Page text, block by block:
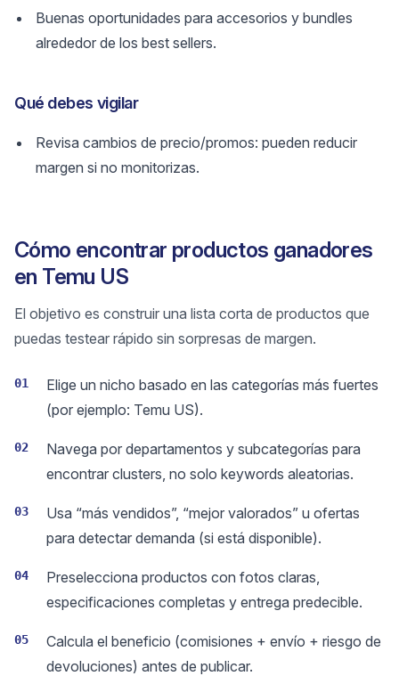
Buenas oportunidades para accesorios y bundles
alrededor de los best sellers.
Qué debes vigilar
Revisa cambios de precio/promos: pueden reducir
margen si no monitorizas.
Cómo encontrar productos ganadores
en Temu US
El objetivo es construir una lista corta de productos que
puedas testear rápido sin sorpresas de margen.
01
Elige un nicho basado en las categorías más fuertes
(por ejemplo: Temu US).
02
Navega por departamentos y subcategorías para
encontrar clusters, no solo keywords aleatorias.
03
Usa “más vendidos”, “mejor valorados” u ofertas
para detectar demanda (si está disponible).
04
Preselecciona productos con fotos claras,
especificaciones completas y entrega predecible.
05
Calcula el beneficio (comisiones + envío + riesgo de
devoluciones) antes de publicar.